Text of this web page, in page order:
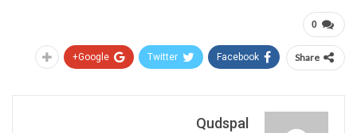
0
Share
Facebook
Twitter
Google+
Qudspal